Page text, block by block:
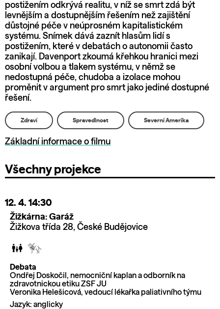
postižením odkrývá realitu, v níž se smrt zdá být
levnějším a dostupnějším řešením než zajištění
důstojné péče v neúprosném kapitalistickém
systému. Snímek dává zaznít hlasům lidí s
postižením, které v debatách o autonomii často
zanikají. Davenport zkoumá křehkou hranici mezi
osobní volbou a tlakem systému, v němž se
nedostupná péče, chudoba a izolace mohou
proměnit v argument pro smrt jako jediné dostupné
řešení.
Zdraví Spravedlnost Severní Amerika
Základní informace o filmu
Všechny projekce
12. 4. 14:30
Žižkárna: Garáž
Žižkova třída 28, České Budějovice
Debata
Ondřej Doskočil, nemocniční kaplan a odborník na
zdravotnickou etiku ZSF JU
Veronika Helešicová, vedoucí lékařka paliativního týmu
Jazyk: anglicky